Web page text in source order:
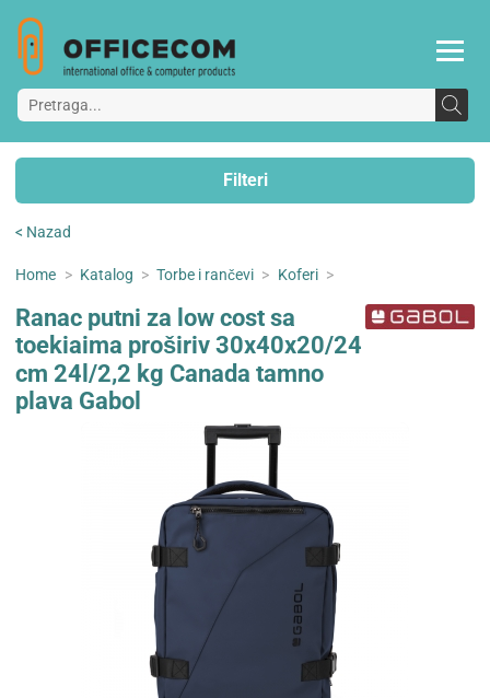
Filteri
< Nazad
Home > Katalog > Torbe i rančevi > Koferi >
Ranac putni za low cost sa
toekiaima proširiv 30x40x20/24
cm 24l/2,2 kg Canada tamno
plava Gabol